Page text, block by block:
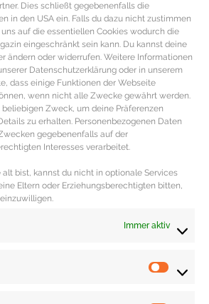
Dies schließt gegebenenfalls die
in den USA ein. Falls du dazu nicht zustimmen
auf die essentiellen Cookies wodurch die
eingeschränkt sein kann. Du kannst deine
ändern oder widerrufen. Weitere Informationen
Datenschutzerklärung oder in unserem
dass einige Funktionen der Webseite
wenn nicht alle Zwecke gewährt werden.
Zweck, um deine Präferenzen
zu erhalten. Personenbezogenen Daten
gegebenenfalls auf der
Interesses verarbeitet.
alt bist, kannst du nicht in optionale Services
Eltern oder Erziehungsberechtigten bitten,
Immer aktiv
der Trendfarbe Rosa
Trendfarbe rosa
von Manhatten (10ml, 3,49 €)
Altroséfarbener Nagellack